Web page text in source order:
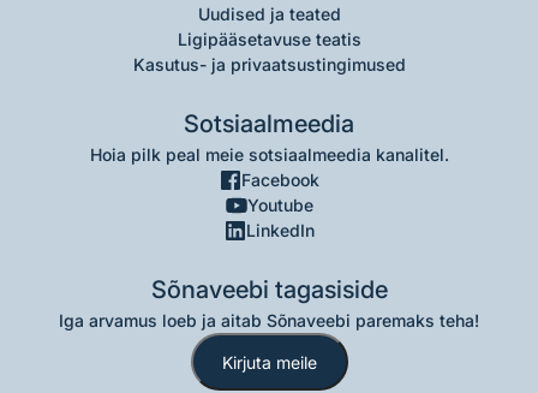
Uudised ja teated
Ligipääsetavuse teatis
Kasutus- ja privaatsustingimused
Sotsiaalmeedia
Hoia pilk peal meie sotsiaalmeedia kanalitel.
Facebook
Youtube
LinkedIn
Sõnaveebi tagasiside
Iga arvamus loeb ja aitab Sõnaveebi paremaks teha!
Kirjuta meile